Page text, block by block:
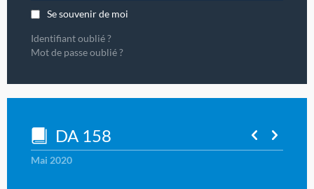
Se souvenir de moi
Identifiant oublié ?
Mot de passe oublié ?
DA 158
Mai 2020